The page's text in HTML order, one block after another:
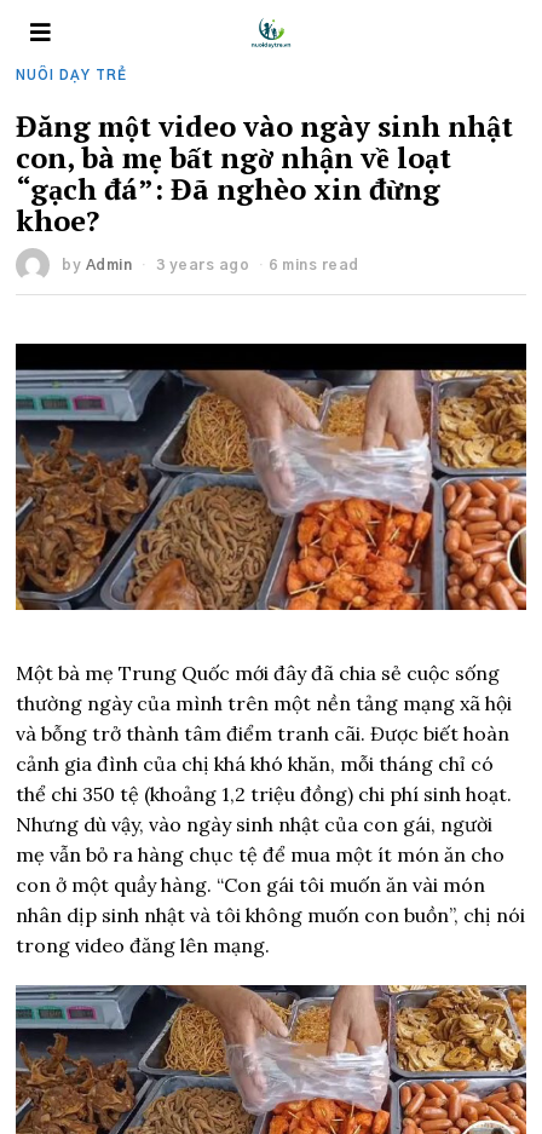
NUÔI DẠY TRẺ
Đăng một video vào ngày sinh nhật
con, bà mẹ bất ngờ nhận về loạt
“gạch đá”: Đã nghèo xin đừng
khoe?
by Admin 3 years ago 6 mins read
Một bà mẹ Trung Quốc mới đây đã chia sẻ cuộc sống
thường ngày của mình trên một nền tảng mạng xã hội
và bỗng trở thành tâm điểm tranh cãi. Được biết hoàn
cảnh gia đình của chị khá khó khăn, mỗi tháng chỉ có
thể chi 350 tệ (khoảng 1,2 triệu đồng) chi phí sinh hoạt.
Nhưng dù vậy, vào ngày sinh nhật của con gái, người
mẹ vẫn bỏ ra hàng chục tệ để mua một ít món ăn cho
con ở một quầy hàng. “Con gái tôi muốn ăn vài món
nhân dịp sinh nhật và tôi không muốn con buồn”, chị nói
trong video đăng lên mạng.